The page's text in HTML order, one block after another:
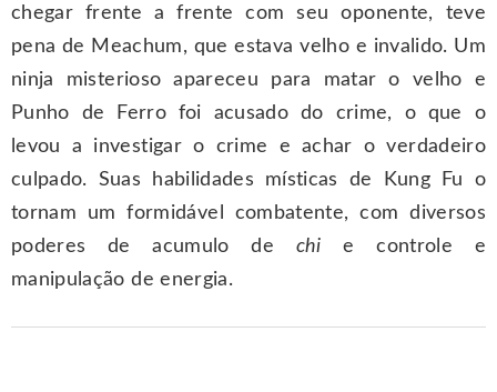
chegar frente a frente com seu oponente, teve
pena de Meachum, que estava velho e invalido. Um
ninja misterioso apareceu para matar o velho e
Punho de Ferro foi acusado do crime, o que o
levou a investigar o crime e achar o verdadeiro
culpado. Suas habilidades místicas de Kung Fu o
tornam um formidável combatente, com diversos
poderes de acumulo de chi e controle e
manipulação de energia.